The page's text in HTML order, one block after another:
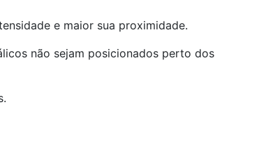
e maior sua proximidade.
não sejam posicionados perto dos